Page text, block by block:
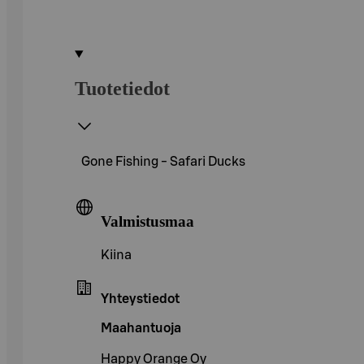
Tuotetiedot
Gone Fishing - Safari Ducks
Valmistusmaa
Kiina
Yhteystiedot
Maahantuoja
Happy Orange Oy